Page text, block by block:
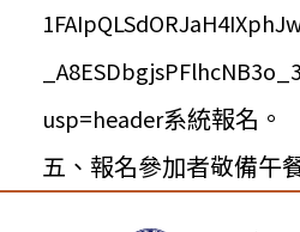
usp=header系統報名。
五、報名參加者敬備午